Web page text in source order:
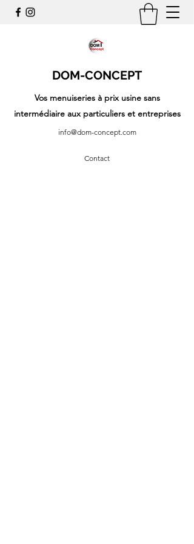
DOM-CONCEPT
Vos menuiseries à prix usine sans
intermédiaire aux particuliers et entreprises
info@dom-concept.com
Contact